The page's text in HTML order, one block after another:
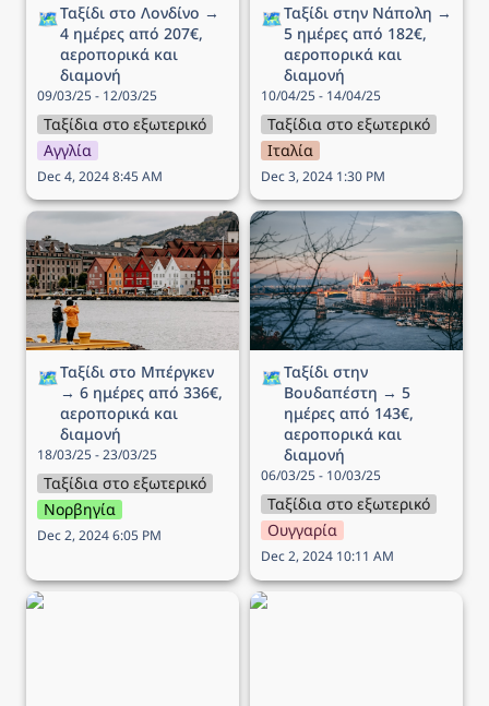
🗺️Ταξίδι στο Λονδίνο →
4 ημέρες από 207€,
αεροπορικά και
διαμονή
09/03/25 - 12/03/25
Ταξίδια στο εξωτερικό
Αγγλία
Dec 4, 2024 8:45 AM
🗺️Ταξίδι στην Νάπολη →
5 ημέρες από 182€,
αεροπορικά και
διαμονή
10/04/25 - 14/04/25
Ταξίδια στο εξωτερικό
Ιταλία
Dec 3, 2024 1:30 PM
Ταξίδι στo Μπέργκεν → 6
ημέρες από 336€,
αεροπορικά και διαμονή
🗺️Ταξίδι στo Μπέργκεν
→ 6 ημέρες από 336€,
αεροπορικά και
διαμονή
18/03/25 - 23/03/25
Ταξίδια στο εξωτερικό
Νορβηγία
Dec 2, 2024 6:05 PM
Ταξίδι στην Βουδαπέστη
→ 5 ημέρες από 143€,
αεροπορικά και διαμονή
🗺️Ταξίδι στην
Βουδαπέστη → 5
ημέρες από 143€,
αεροπορικά και
διαμονή
06/03/25 - 10/03/25
Ταξίδια στο εξωτερικό
Ουγγαρία
Dec 2, 2024 10:11 AM
Ταξίδι στην Γενεύη → 4
Ταξίδι στην Πράγα → 4